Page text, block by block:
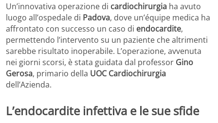
Un’innovativa operazione di cardiochirurgia ha avuto
luogo all’ospedale di Padova, dove un’équipe medica ha
affrontato con successo un caso di endocardite,
permettendo l’intervento su un paziente che altrimenti
sarebbe risultato inoperabile. L’operazione, avvenuta
nei giorni scorsi, è stata guidata dal professor Gino
Gerosa, primario della UOC Cardiochirurgia
dell’Azienda.
L’endocardite infettiva e le sue sfide